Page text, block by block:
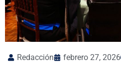
Redacción febrero 27, 2026